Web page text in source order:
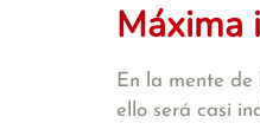
Máxima
En la mente
ello será casi